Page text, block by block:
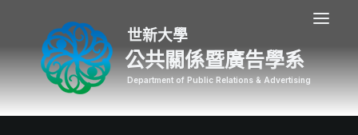
公共關係暨廣告學系